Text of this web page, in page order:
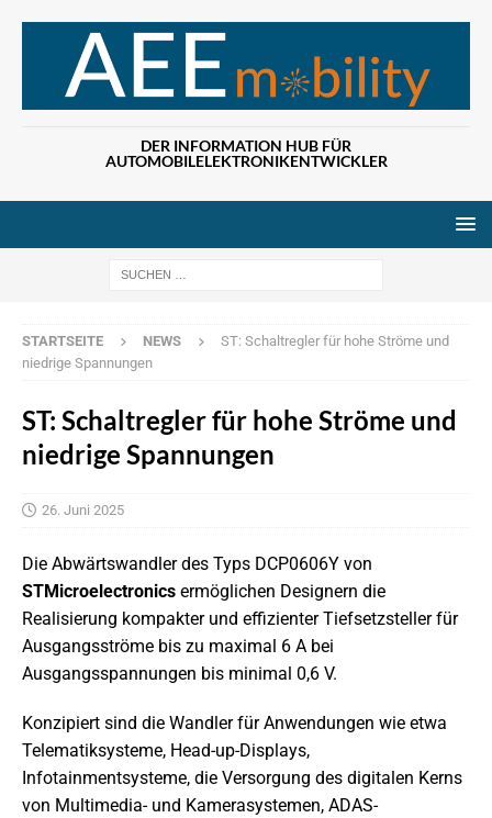
DER INFORMATION HUB FÜR
AUTOMOBILELEKTRONIKENTWICKLER
STARTSEITE NEWS
ST: Schaltregler für hohe Ströme und
niedrige Spannungen
ST: Schaltregler für hohe Ströme und
niedrige Spannungen
26. Juni 2025
Die Abwärtswandler des Typs DCP0606Y von
STMicroelectronics ermöglichen Designern die
Realisierung kompakter und effizienter Tiefsetzsteller für
Ausgangsströme bis zu maximal 6 A bei
Ausgangsspannungen bis minimal 0,6 V.
Konzipiert sind die Wandler für Anwendungen wie etwa
Telematiksysteme, Head-up-Displays,
Infotainmentsysteme, die Versorgung des digitalen Kerns
von Multimedia- und Kamerasystemen, ADAS-